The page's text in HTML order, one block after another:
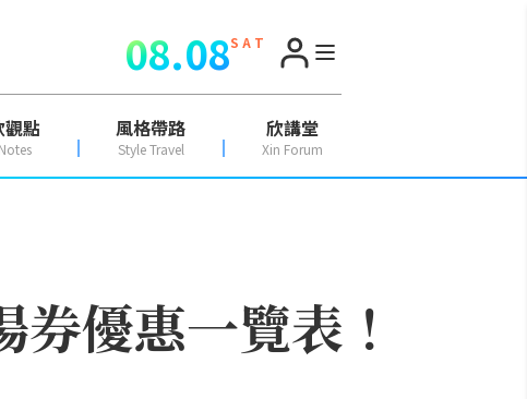
08.08S A T
觀點
Notes
風格帶路
Style Travel
欣講堂
Xin Forum
優惠一覽表！